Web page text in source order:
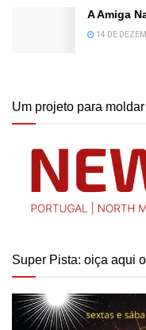
A Amiga
14 DE
Um projeto para
Super Pista: oiça aqui